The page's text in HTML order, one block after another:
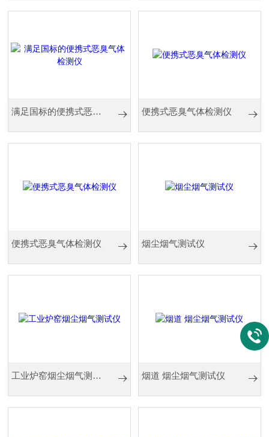
满足国标的便携式恶臭气体检测仪 便携式恶臭气体检测仪
便携式恶臭气体检测仪 烟尘烟气测试仪
工业炉窑烟尘烟气测试仪 烟道 烟尘烟气测试仪